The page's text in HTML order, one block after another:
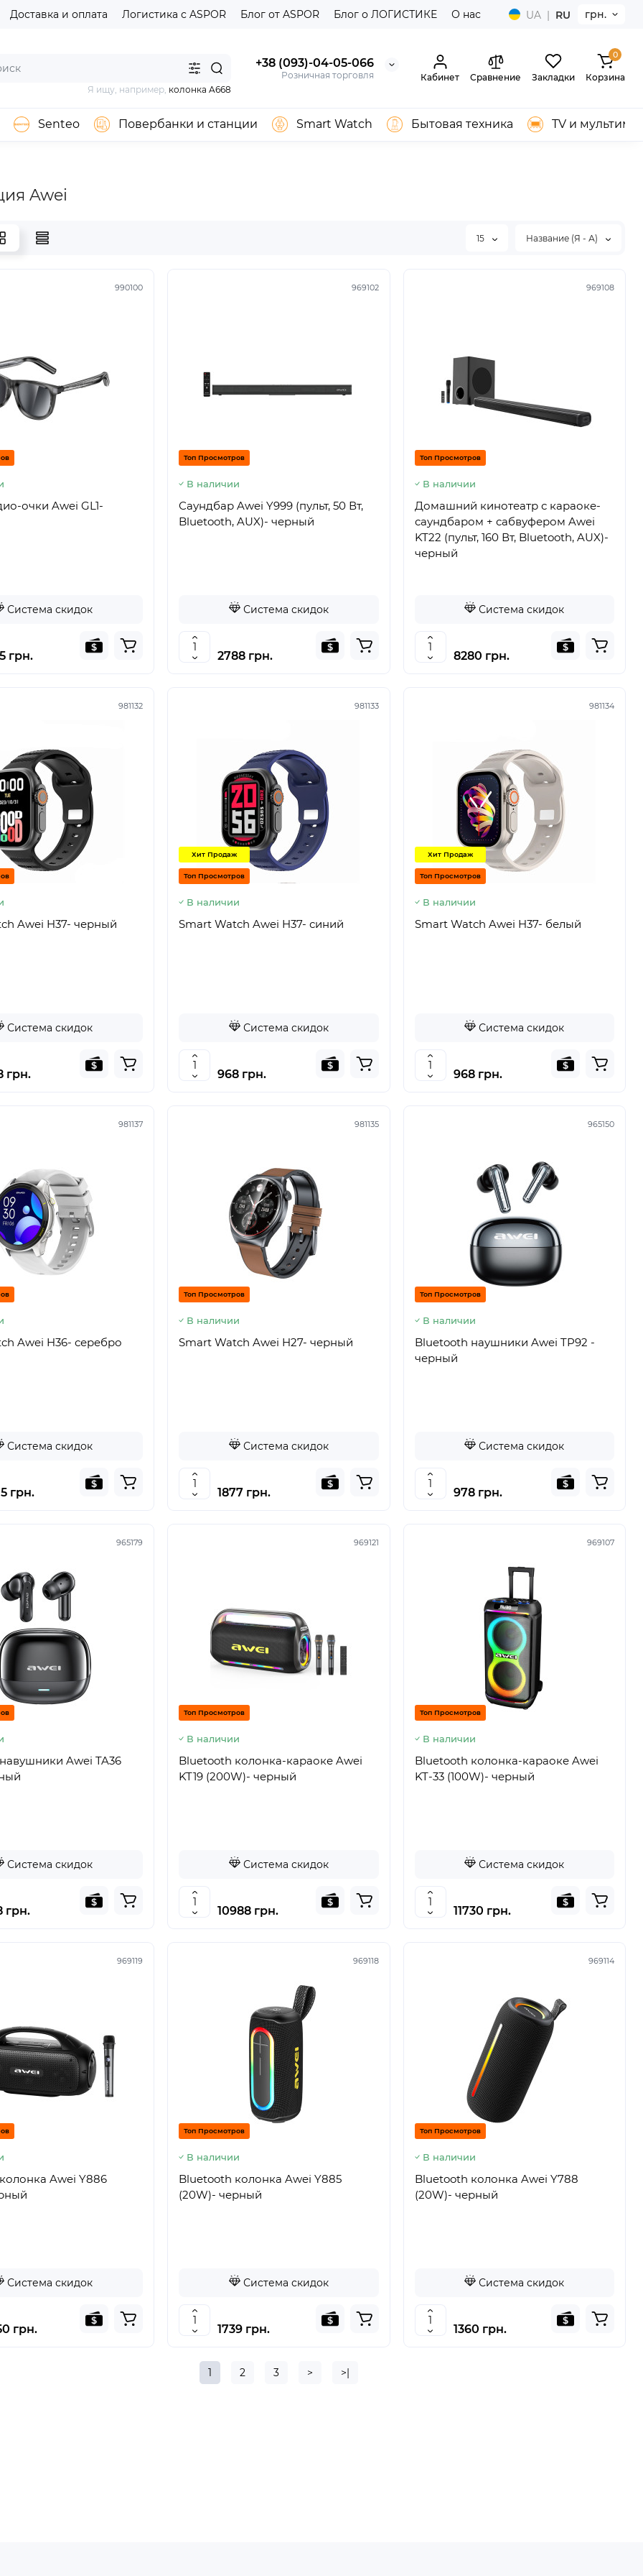
Доставка и оплата Логистика с ASPOR Блог от ASPOR Блог о ЛОГИСТИКЕ О нас UA | RU грн.
+38 (093)-04-05-066
Розничная торговля
Я ищу, например, колонка A668
Кабинет Сравнение Закладки
0
Корзина
Senteo Повербанки и станции Smart Watch Бытовая техника TV и
Awei
15 Название (Я - А)
990100
очки Awei GL1-
Система скидок
грн.
969102
Топ Просмотров
В наличии
Саундбар Awei Y999 (пульт, 50 Вт,
Bluetooth, AUX)- черный
Система скидок
2788 грн.
969108
Топ Просмотров
В наличии
Домашний кинотеатр с караоке-
саундбаром + сабвуфером Awei
KT22 (пульт, 160 Вт, Bluetooth, AUX)-
черный
Система скидок
8280 грн.
981132
Awei H37- черный
Система скидок
грн.
981133
Хит Продаж
Топ Просмотров
В наличии
Smart Watch Awei H37- синий
Система скидок
968 грн.
981134
Хит Продаж
Топ Просмотров
В наличии
Smart Watch Awei H37- белый
Система скидок
968 грн.
981137
Awei H36- серебро
Система скидок
грн.
981135
Топ Просмотров
В наличии
Smart Watch Awei H27- черный
Система скидок
1877 грн.
965150
Топ Просмотров
В наличии
Bluetooth наушники Awei TP92 -
черный
Система скидок
978 грн.
965179
Awei TA36
Система скидок
грн.
969121
Топ Просмотров
В наличии
Bluetooth колонка-караоке Awei
KT19 (200W)- черный
Система скидок
10988 грн.
969107
Топ Просмотров
В наличии
Bluetooth колонка-караоке Awei
KT-33 (100W)- черный
Система скидок
11730 грн.
969119
Awei Y886
Система скидок
грн.
969118
Топ Просмотров
В наличии
Bluetooth колонка Awei Y885
(20W)- черный
Система скидок
1739 грн.
969114
Топ Просмотров
В наличии
Bluetooth колонка Awei Y788
(20W)- черный
Система скидок
1360 грн.
1 2 3 > >|